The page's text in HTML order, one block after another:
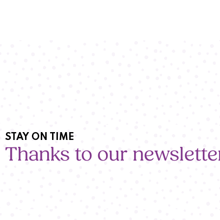
STAY ON TIME
Thanks to our